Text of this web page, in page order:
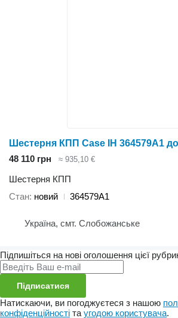
Шестерня КПП Case IH 364579A1
48 110 грн
≈ 935,10 €
Шестерня КПП
Стан новий 364579A1
Україна, смт. Слобожанське
Підпишіться на нові оголошення цієї
Підписатися
Натискаючи, ви погоджуєтеся з нашою
конфіденційності та угодою користувача.